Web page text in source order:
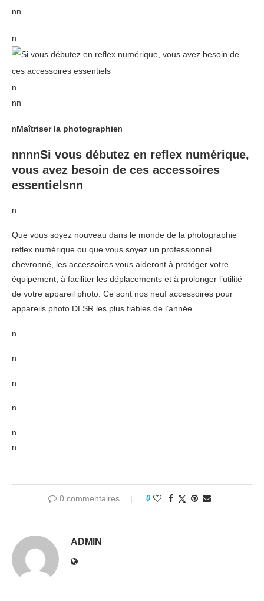
nn
n
n
nn
nMaîtriser la photographien
nnnnSi vous débutez en reflex numérique,
vous avez besoin de ces accessoires
essentielsnn
n
Que vous soyez nouveau dans le monde de la photographie
reflex numérique ou que vous soyez un professionnel
chevronné, les accessoires vous aideront à protéger votre
équipement, à faciliter les déplacements et à prolonger l’utilité
de votre appareil photo. Ce sont nos neuf accessoires pour
appareils photo DLSR les plus fiables de l’année.
n
n
n
n
n
n
0 commentaires 0
ADMIN